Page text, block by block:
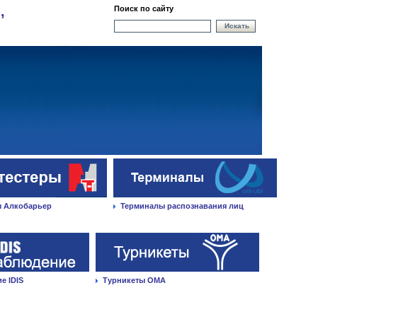
Поиск по сайту
Искать
Алкобарьер Терминалы распознавания лиц
IDIS Турникеты ОМА